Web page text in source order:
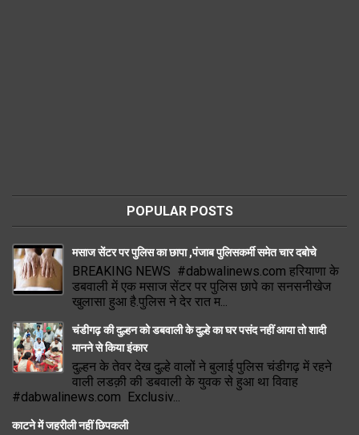
POPULAR POSTS
मसाज सेंटर पर पुलिस का छापा ,पंजाब पुलिसकर्मी समेत चार दबोचे
BREAKING NEWS #dabwalinews.com हरियाणा के
डबवाली में एक मसाज सेंटर पर पुलिस छापे का सनसनीखेज
खुलासा हुआ है.पुलिस ने देर रात म...
चंडीगढ़ की दुल्हन को डबवाली के दुल्हे का घर पसंद नहीं आया तो शादी
मानने से किया इंकार
दुल्हन के तेवर देख दुल्हे वालों ने बुलाई पुलिस चंडीगढ़ में रहने
वाली लडक़ी की डबवाली के युवक से हुआ था विवाह
#dabwalinews.com Exclusiv...
काटने में जहरीली नहीं छिपकली